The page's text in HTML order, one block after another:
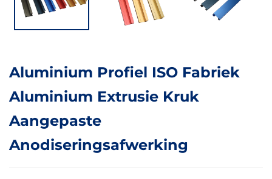
Aluminium Profiel ISO Fabriek
Aluminium Extrusie Kruk
Aangepaste
Anodiseringsafwerking